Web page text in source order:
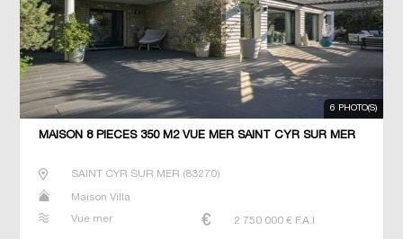
6 PHOTO(S)
MAISON 8 PIECES 350 M2 VUE MER SAINT CYR SUR MER
SAINT CYR SUR MER (83270)
Maison Villa
Vue mer 2 750 000 € F.A.I